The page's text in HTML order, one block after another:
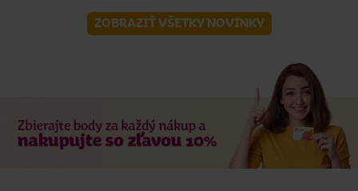
ZOBRAZIŤ VŠETKY NOVINKY